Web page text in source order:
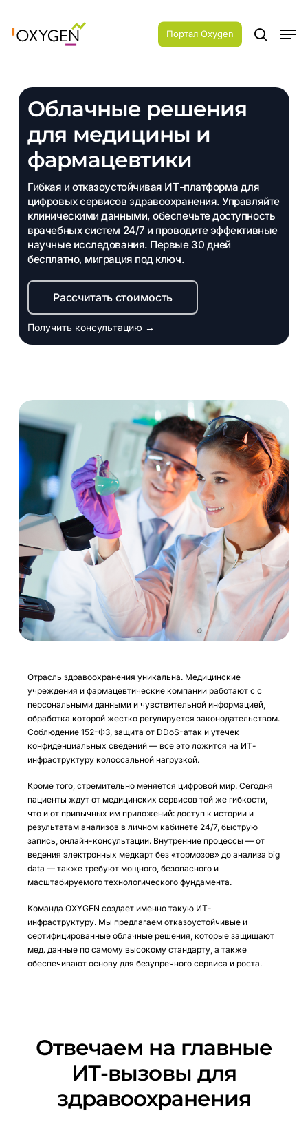
main
Портал Oxygen search
Облачные решения
для медицины и
фармацевтики
Гибкая и отказоустойчивая ИТ-платформа для
цифровых сервисов здравоохранения. Управляйте
клиническими данными, обеспечьте доступность
врачебных систем 24/7 и проводите эффективные
научные исследования. Первые 30 дней
бесплатно, миграция под ключ.
Рассчитать стоимость
Получить консультацию →
Отрасль здравоохранения уникальна. Медицинские
учреждения и фармацевтические компании работают с с
персональными данными и чувствительной информацией,
обработка которой жестко регулируется законодательством.
Соблюдение 152-ФЗ, защита от DDoS-атак и утечек
конфиденциальных сведений — все это ложится на ИТ-
инфраструктуру колоссальной нагрузкой.
Кроме того, стремительно меняется цифровой мир. Сегодня
пациенты ждут от медицинских сервисов той же гибкости,
что и от привычных им приложений: доступ к истории и
результатам анализов в личном кабинете 24/7, быструю
запись, онлайн-консультации. Внутренние процессы — от
ведения электронных медкарт без «тормозов» до анализа big
data — также требуют мощного, безопасного и
масштабируемого технологического фундамента.
Команда OXYGEN создает именно такую ИТ-
инфраструктуру. Мы предлагаем отказоустойчивые и
сертифицированные облачные решения, которые защищают
мед. данные по самому высокому стандарту, а также
обеспечивают основу для безупречного сервиса и роста.
Отвечаем на главные
ИТ-вызовы для
здравоохранения